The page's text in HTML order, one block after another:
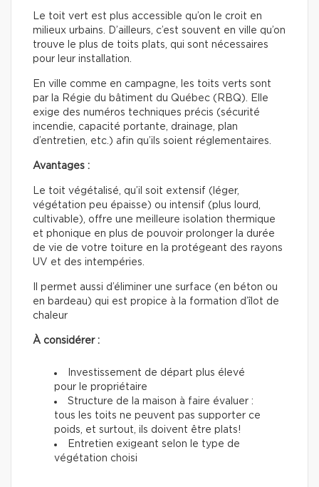
Le toit vert est plus accessible qu’on le croit en
milieux urbains. D’ailleurs, c’est souvent en ville qu’on
trouve le plus de toits plats, qui sont nécessaires
pour leur installation.
En ville comme en campagne, les toits verts sont
par la Régie du bâtiment du Québec (RBQ). Elle
exige des numéros techniques précis (sécurité
incendie, capacité portante, drainage, plan
d’entretien, etc.) afin qu’ils soient réglementaires.
Avantages :
Le toit végétalisé, qu’il soit extensif (léger,
végétation peu épaisse) ou intensif (plus lourd,
cultivable), offre une meilleure isolation thermique
et phonique en plus de pouvoir prolonger la durée
de vie de votre toiture en la protégeant des rayons
UV et des intempéries.
Il permet aussi d’éliminer une surface (en béton ou
en bardeau) qui est propice à la formation d’îlot de
chaleur
À considérer :
Investissement de départ plus élevé
pour le propriétaire
Structure de la maison à faire évaluer :
tous les toits ne peuvent pas supporter ce
poids, et surtout, ils doivent être plats!
Entretien exigeant selon le type de
végétation choisi